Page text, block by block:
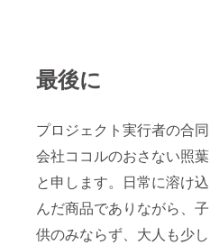
最後に
プロジェクト実行者の合同
会社ココルのおさない照葉
と申します。日常に溶け込
んだ商品でありながら、子
供のみならず、大人も少し